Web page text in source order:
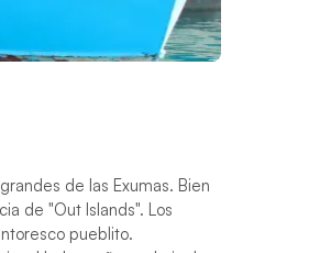
de las Exumas. Bien
de "Out Islands". Los
pueblito.